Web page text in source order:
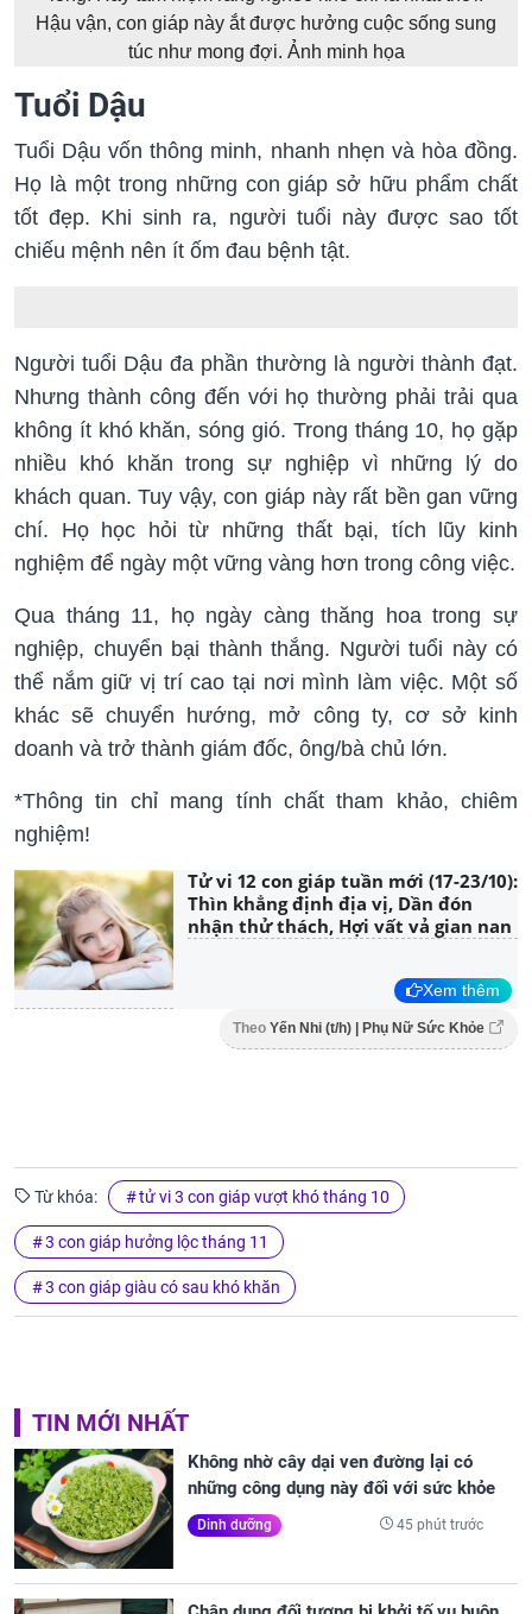
Hậu vận, con giáp này ắt được hưởng cuộc sống sung
túc như mong đợi. Ảnh minh họa
Tuổi Dậu
Tuổi Dậu vốn thông minh, nhanh nhẹn và hòa đồng.
Họ là một trong những con giáp sở hữu phẩm chất
tốt đẹp. Khi sinh ra, người tuổi này được sao tốt
chiếu mệnh nên ít ốm đau bệnh tật.
Người tuổi Dậu đa phần thường là người thành đạt.
Nhưng thành công đến với họ thường phải trải qua
không ít khó khăn, sóng gió. Trong tháng 10, họ gặp
nhiều khó khăn trong sự nghiệp vì những lý do
khách quan. Tuy vậy, con giáp này rất bền gan vững
chí. Họ học hỏi từ những thất bại, tích lũy kinh
nghiệm để ngày một vững vàng hơn trong công việc.
Qua tháng 11, họ ngày càng thăng hoa trong sự
nghiệp, chuyển bại thành thắng. Người tuổi này có
thể nắm giữ vị trí cao tại nơi mình làm việc. Một số
khác sẽ chuyển hướng, mở công ty, cơ sở kinh
doanh và trở thành giám đốc, ông/bà chủ lớn.
*Thông tin chỉ mang tính chất tham khảo, chiêm
nghiệm!
Tử vi 12 con giáp tuần mới (17-23/10):
Thìn khẳng định địa vị, Dần đón
nhận thử thách, Hợi vất vả gian nan
Xem thêm
Theo Yến Nhi (t/h) | Phụ Nữ Sức Khỏe
Từ khóa: tử vi 3 con giáp vượt khó tháng 10
3 con giáp hưởng lộc tháng 11
3 con giáp giàu có sau khó khăn
TIN MỚI NHẤT
Không nhờ cây dại ven đường lại có
những công dụng này đối với sức khỏe
Dinh dưỡng 45 phút trước